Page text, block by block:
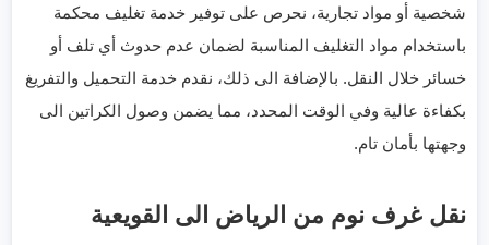
شخصية أو مواد تجارية، نحرص على توفير خدمة تغليف محكمة
باستخدام مواد التغليف المناسبة لضمان عدم حدوث أي تلف أو
خسائر خلال النقل. بالإضافة الى ذلك، نقدم خدمة التحميل والتفريغ
بكفاءة عالية وفي الوقت المحدد، مما يضمن وصول الكراتين الى
وجهتها بأمان تام.
نقل غرف نوم من الرياض الى القويعية